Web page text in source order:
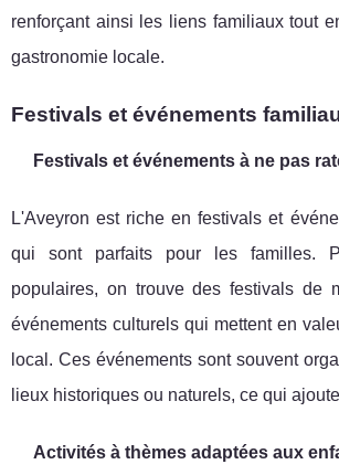
renforçant ainsi les liens familiaux tout
gastronomie locale.
Festivals et événements
Festivals et événements à ne pas
L'Aveyron est riche en festivals et
qui sont parfaits pour les familles.
populaires, on trouve des festivals de
événements culturels qui mettent en
local. Ces événements sont souvent
lieux historiques ou naturels, ce qui
Activités à thèmes adaptées aux